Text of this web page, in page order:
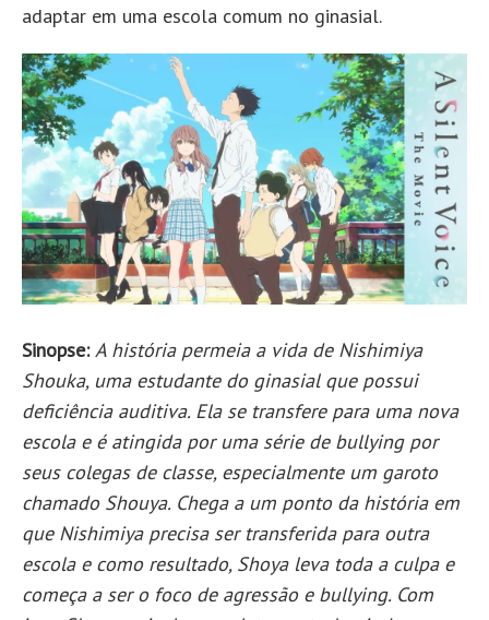
adaptar em uma escola comum no ginasial.
Sinopse:A história permeia a vida de Nishimiya
Shouka, uma estudante do ginasial que possui
deficiência auditiva. Ela se transfere para uma nova
escola e é atingida por uma série de bullying por
seus colegas de classe, especialmente um garoto
chamado Shouya. Chega a um ponto da história em
que Nishimiya precisa ser transferida para outra
escola e como resultado, Shoya leva toda a culpa e
começa a ser o foco de agressão e bullying. Com